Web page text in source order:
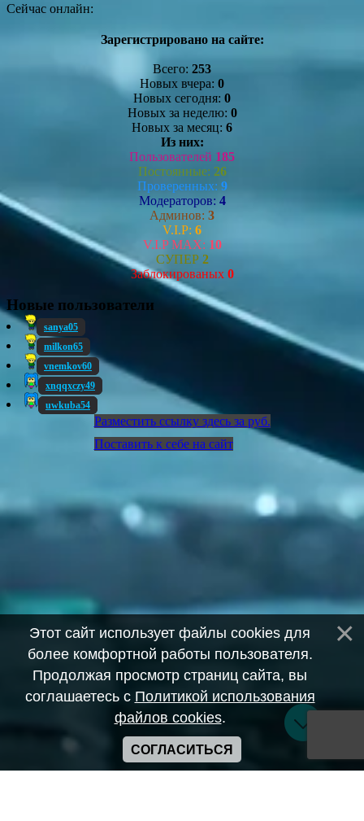
Сейчас онлайн:
Зарегистрировано на сайте:
Всего: 253
Новых вчера: 0
Новых сегодня: 0
Новых за неделю: 0
Новых за месяц: 6
Из них:
Пользователей 185
Постоянные: 26
Проверенных: 9
Модераторов: 4
Админов: 3
V.I.P: 6
V.I.P MAX: 10
СУПЕР 2
Заблокированых 0
Новые пользователи
sanya05
milkon65
vnemkov60
xnqqxczy49
uwkuba54
Разместить ссылку здесь за руб.
Поставить к себе на сайт
Этот сайт использует файлы cookies для
более комфортной работы пользователя.
Продолжая просмотр страниц сайта, вы
соглашаетесь с Политикой использования
файлов cookies.
СОГЛАСИТЬСЯ